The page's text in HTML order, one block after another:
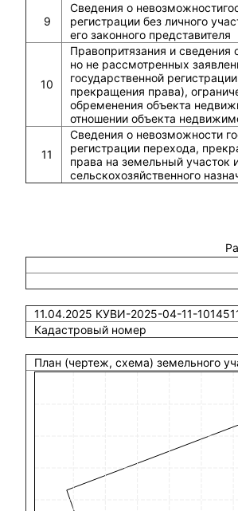
9
Сведения о
регистрации без личного
его законного представителя
10
Правопритязания и сведения
но не рассмотренных
государственной
прекращения права),
обременения объекта
отношении объекта
11
Сведения о невозможности
регистрации перехода,
права на земельный участок
сельскохозяйственного
11.04.2025 КУВИ-2025-04-11-
Кадастровый номер
План (чертеж, схема) земельного